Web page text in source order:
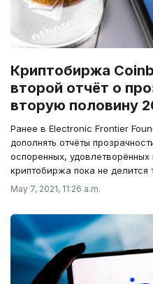
Криптобиржа
второй отчёт о
вторую половину
Ранее в Electronic Frontier
дополнять отчёты
оспоренных,
криптобиржа пока не делится
May 7, 2021, 11:26 a.m.